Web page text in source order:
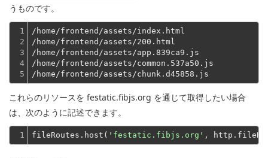
うものです。
1
2
3
4
5
/home/frontend/assets/index.html
/home/frontend/assets/200.html
/home/frontend/assets/app.839ca9.js
/home/frontend/assets/common.537a50.js
/home/frontend/assets/chunk.d45858.js
これらのリソースを festatic.fibjs.org を通じて取得したい場合
は、次のように記述できます。
1 fileRoutes.host( 'festatic.fibjs.org' ,